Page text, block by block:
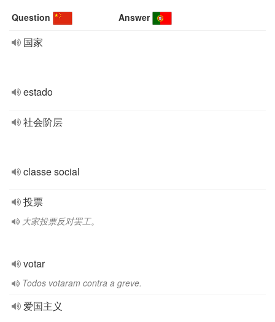
Question Answer
国家
estado
社会阶层
classe social
投票
大家投票反对罢工。
votar
Todos votaram contra a greve.
爱国主义